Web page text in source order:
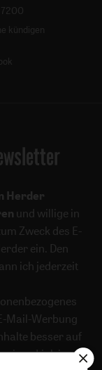
kündigen
Herder
und willige in
Zweck des E-
ein. Den
ich jederzeit
Mail-Werbung
besser auf
einen Link in